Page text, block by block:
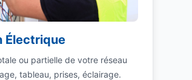
Électrique
ou partielle de votre réseau
tableau, prises, éclairage.